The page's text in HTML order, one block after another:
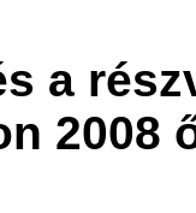
a
2008